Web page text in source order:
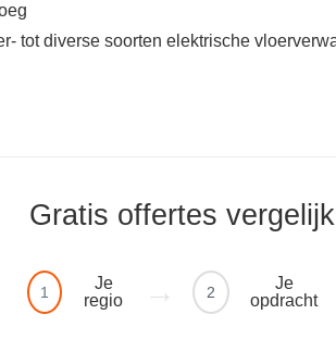
tot diverse soorten elektrische
Gratis offertes
1
Je
regio
2
Je
opdracht